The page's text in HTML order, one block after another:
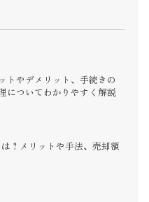
トやデメリット、手続きの
についてわかりやすく解説
？メリットや手法、売却額